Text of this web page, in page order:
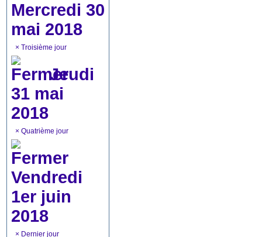
Mercredi 30
mai 2018
× Troisième jour
Jeudi
31 mai
2018
× Quatrième jour
Vendredi
1er juin
2018
× Dernier jour